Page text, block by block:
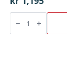
Suevia
Drikkekar
130P
1/2"